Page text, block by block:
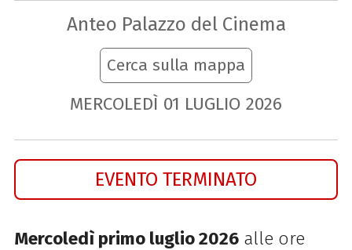
Anteo Palazzo del Cinema
Cerca sulla mappa
MERCOLEDÌ 01 LUGLIO 2026
EVENTO TERMINATO
Mercoledì primo luglio 2026alle ore